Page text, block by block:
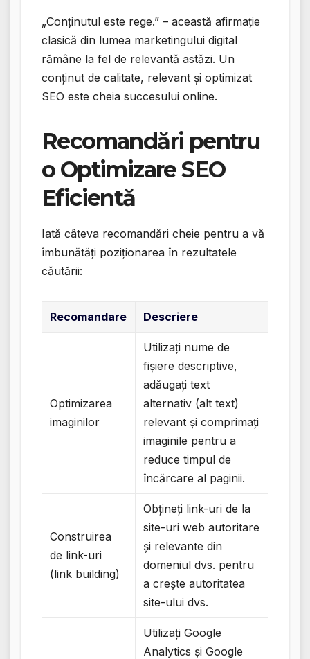
„Conținutul este rege.” – această afirmație
clasică din lumea marketingului digital
rămâne la fel de relevantă astăzi. Un
conținut de calitate, relevant și optimizat
SEO este cheia succesului online.
Recomandări pentru
o Optimizare SEO
Eficientă
Iată câteva recomandări cheie pentru a vă
îmbunătăți poziționarea în rezultatele
căutării:
Recomandare Descriere
Optimizarea
imaginilor
Utilizați nume de
fișiere descriptive,
adăugați text
alternativ (alt text)
relevant și comprimați
imaginile pentru a
reduce timpul de
încărcare al paginii.
Construirea
de link-uri
(link building)
Obțineți link-uri de la
site-uri web autoritare
și relevante din
domeniul dvs. pentru
a crește autoritatea
site-ului dvs.
Utilizați Google
Analytics și Google